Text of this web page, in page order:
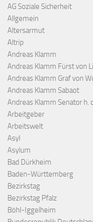
AG Soziale Sicherheit
Allgemein
Altersarmut
Altrip
Andreas Klamm
Andreas Klamm Fürst von
Andreas Klamm Graf von
Andreas Klamm Sabaot
Andreas Klamm Senator h.
Arbeitgeber
Arbeitswelt
Asyl
Asylum
Bad Dürkheim
Baden-Württemberg
Bezirkstag
Bezirkstag Pfalz
Böhl-Iggelheim